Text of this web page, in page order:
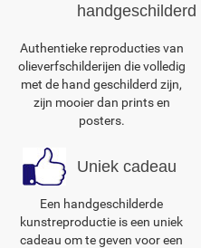
handgeschilderd
Authentieke reproducties van
olieverfschilderijen die volledig
met de hand geschilderd zijn,
zijn mooier dan prints en
posters.
Uniek cadeau
Een handgeschilderde
kunstreproductie is een uniek
cadeau om te geven voor een